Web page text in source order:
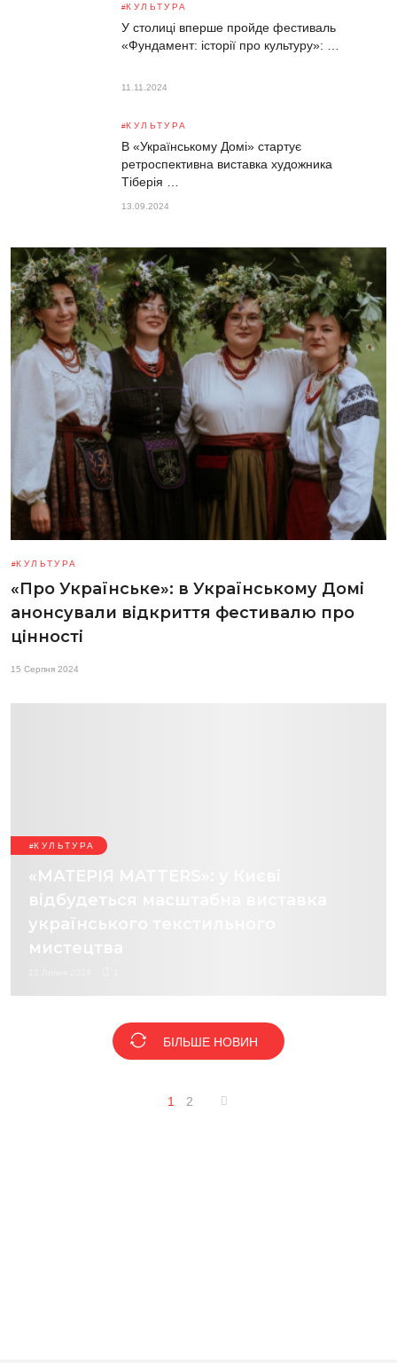
КУЛЬТУРА
У столиці вперше пройде фестиваль
«Фундамент: історії про культуру»: …
11.11.2024
КУЛЬТУРА
В «Українському Домі» стартує
ретроспективна виставка художника
Тіберія …
13.09.2024
КУЛЬТУРА
«Про Українське»: в Українському Домі
анонсували відкриття фестивалю про
цінності
15 Серпня 2024
КУЛЬТУРА
«МАТЕРІЯ MATTERS»: у Києві
відбудеться масштабна виставка
українського текстильного
мистецтва
БІЛЬШЕ НОВИН
1 2